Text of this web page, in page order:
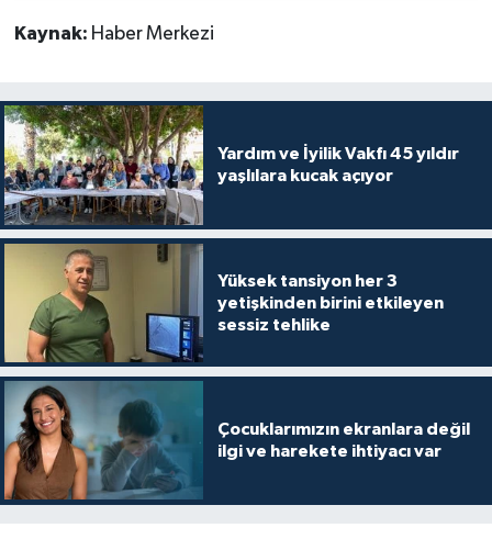
Kaynak: Haber Merkezi
Yardım ve İyilik Vakfı 45 yıldır
yaşlılara kucak açıyor
Yüksek tansiyon her 3
yetişkinden birini etkileyen
sessiz tehlike
Çocuklarımızın ekranlara değil
ilgi ve harekete ihtiyacı var